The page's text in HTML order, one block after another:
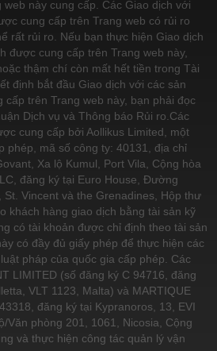
này cung cấp. Các Giao dịch với
cung cấp trên Trang web có rủi ro
rất rủi ro. Nếu bạn thực hiện Giao dịch
được cung cấp trên Trang web này,
thậm chí còn mất hết tiền trong Tài
định bắt đầu Giao dịch với các sản
trên Trang web này, bạn phải đọc
Dịch vụ và Thông báo Rủi ro.Các
cung cấp bởi Aollikus Limited, một
phép, mã số công ty: 40131, địa chỉ
Xa lộ Kumul, Port Vila, Cộng hòa
đăng ký tại Euro House, Đường
St. Vincent và the Grenadines, Hộp thư
khách hàng giao dịch bằng tài sản kỹ
có tài khoản được chỉ định theo tài sản
có đầy đủ giấy phép để thực hiện các
pháp của quốc gia cấp phép. Các
LIMITED (số đăng ký C 94716, đăng
VLT 1123, Malta) và MARTIQUE
đăng ký tại Kypranoros, 13, EVI
Văn phòng 201, 1061, Nicosia, Cộng
và thực hiện công tác quản lý vận